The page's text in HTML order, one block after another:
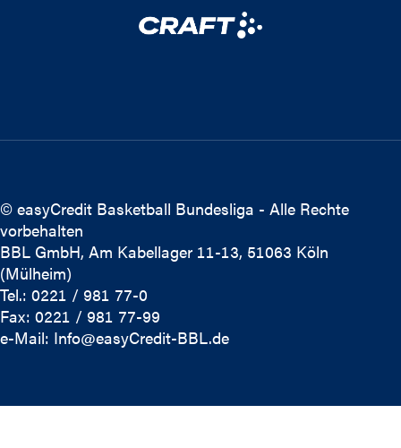
© easyCredit Basketball Bundesliga - Alle Rechte
vorbehalten
BBL GmbH, Am Kabellager 11-13, 51063 Köln
(Mülheim)
Tel.: 0221 / 981 77-0
Fax: 0221 / 981 77-99
e-Mail: Info@easyCredit-BBL.de